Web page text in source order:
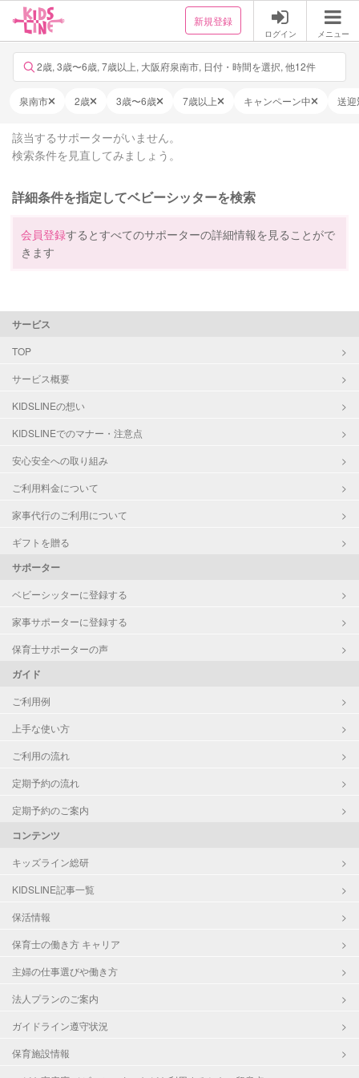
新規登録
ログイン メニュー
2歳, 3歳〜6歳, 7歳以上, 大阪府泉南市, 日付・時間を選択, 他12件
泉南市 2歳 3歳〜6歳 7歳以上 キャンペーン中 送迎
該当するサポーターがいません。
検索条件を見直してみましょう。
詳細条件を指定してベビーシッターを検索
会員登録するとすべてのサポーターの詳細情報を見ることがで
きます
サービス
TOP
サービス概要
KIDSLINEの想い
KIDSLINEでのマナー・注意点
安心安全への取り組み
ご利用料金について
家事代行のご利用について
ギフトを贈る
サポーター
ベビーシッターに登録する
家事サポーターに登録する
保育士サポーターの声
ガイド
ご利用例
上手な使い方
ご利用の流れ
定期予約の流れ
定期予約のご案内
コンテンツ
キッズライン総研
KIDSLINE記事一覧
保活情報
保育士の働き方 キャリア
主婦の仕事選びや働き方
法人プランのご案内
ガイドライン遵守状況
保育施設情報